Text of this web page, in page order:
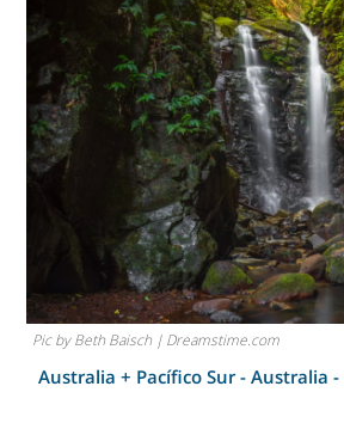
Pic by Beth Baisch | Dreamstime.com
Australia + Pacífico Sur - Australia -